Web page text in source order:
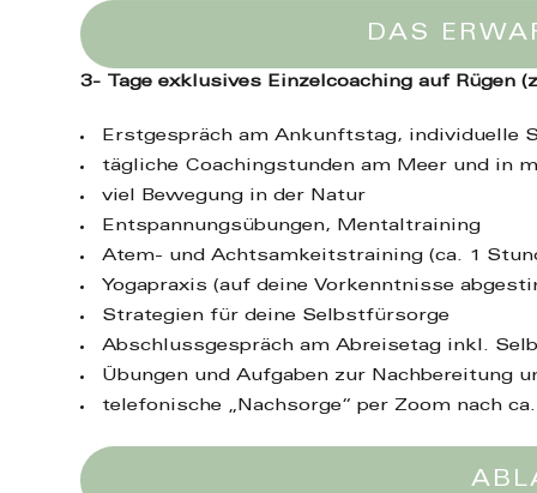
DAS
3- Tage exklusives Einzelcoaching auf Rügen
Erstgespräch am Ankunftstag, individuelle
tägliche Coachingstunden am Meer und in
viel Bewegung in der Natur
Entspannungsübungen, Mentaltraining
Atem- und Achtsamkeitstraining (ca. 1
Yogapraxis (auf deine Vorkenntnisse
Strategien für deine Selbstfürsorge
Abschlussgespräch am Abreisetag inkl.
Übungen und Aufgaben zur Nachbereitung
telefonische „Nachsorge“ per Zoom nach